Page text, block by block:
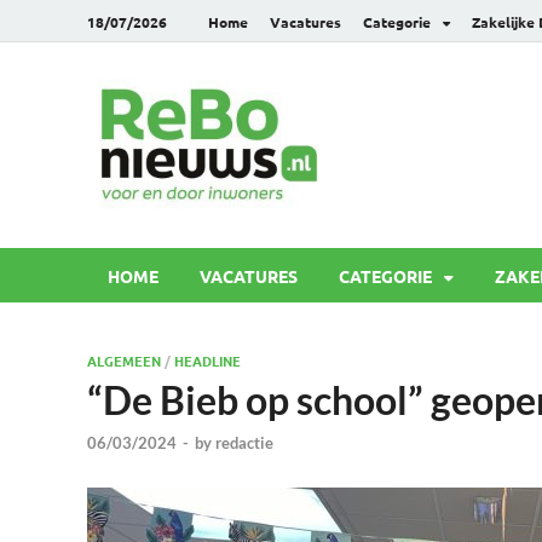
18/07/2026 Home Vacatures Categorie Zakelijke
HOME VACATURES CATEGORIE
ALGEMEEN / HEADLINE
“De Bieb op school”
06/03/2024 - by redactie